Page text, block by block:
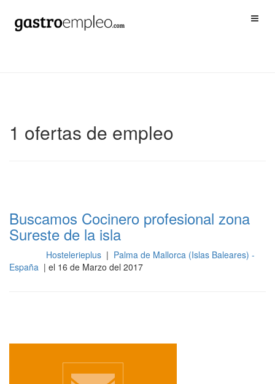
1 ofertas de empleo
Buscamos Cocinero profesional zona
Sureste de la isla
Hostelerieplus | Palma de Mallorca (Islas Baleares) -
España | el 16 de Marzo del 2017